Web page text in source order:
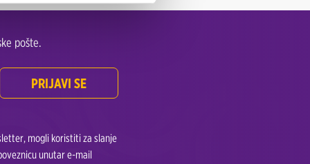
pošte.
PRIJAVI SE
mogli koristiti za slanje
unutar e-mail